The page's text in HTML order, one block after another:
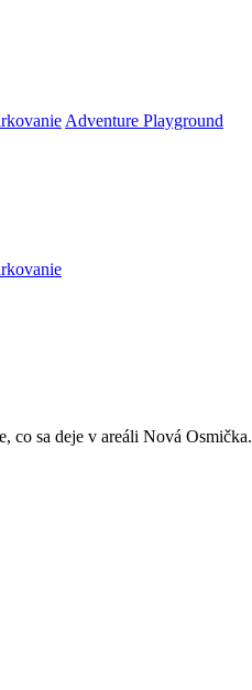
Adventure Playground
co sa deje v areáli Nová Osmička.